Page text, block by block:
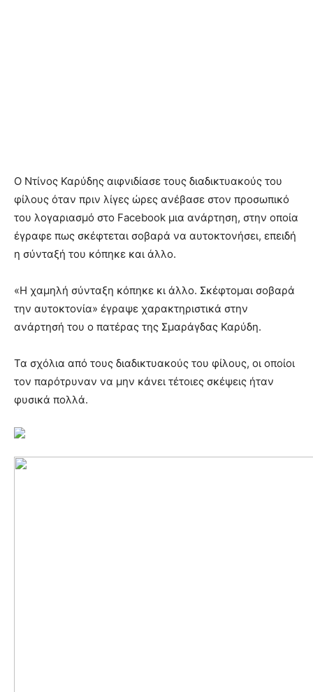
O Ντίνος Καρύδης αιφνιδίασε τους διαδικτυακούς του
φίλους όταν πριν λίγες ώρες ανέβασε στον προσωπικό
του λογαριασμό στο Facebook μια ανάρτηση, στην οποία
έγραφε πως σκέφτεται σοβαρά να αυτοκτονήσει, επειδή
η σύνταξή του κόπηκε και άλλο.
«H χαμηλή σύνταξη κόπηκε κι άλλο. Σκέφτομαι σοβαρά
την αυτοκτονία» έγραψε χαρακτηριστικά στην
ανάρτησή του ο πατέρας της Σμαράγδας Καρύδη.
Τα σχόλια από τους διαδικτυακούς του φίλους, οι οποίοι
τον παρότρυναν να μην κάνει τέτοιες σκέψεις ήταν
φυσικά πολλά.